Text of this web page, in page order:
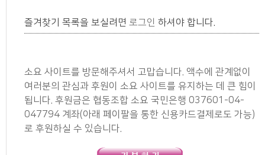
즐겨찾기 목록을 보실려면 로그인 하셔야 합니다.
소요 사이트를 방문해주셔서 고맙습니다. 액수에 관계없이
여러분의 관심과 후원이 소요 사이트를 유지하는 데 큰 힘이
됩니다. 후원금은 협동조합 소요 국민은행 037601-04-
047794 계좌(아래 페이팔을 통한 신용카드결제로도 가능)
로 후원하실 수 있습니다.